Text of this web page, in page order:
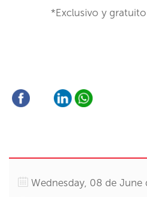
*Exclusivo y
Wednesday, 08 de June